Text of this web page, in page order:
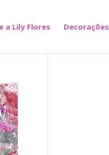
a Lily Flores Decorações